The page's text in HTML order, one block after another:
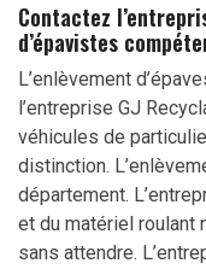
Contactez
d’épavistes
L’enlèvement
l’entreprise GJ
véhicules de
distinction.
département.
et du matériel roulant
sans attendre.